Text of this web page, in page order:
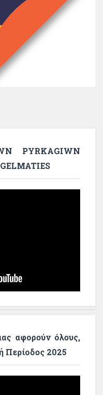
PYRKAGIWN
αφορούν όλους,
Περίοδος 2025